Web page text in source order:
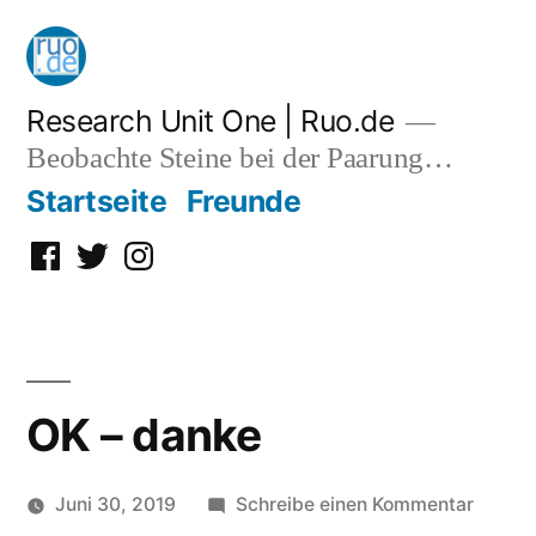
Zum
Inhalt
springen
Research Unit One | Ruo.de
Beobachte Steine bei der Paarung…
Startseite Freunde
Facebook
TwitterInstagram
OK – danke
Juni 30, 2019 Schreibe einen Kommentarzu